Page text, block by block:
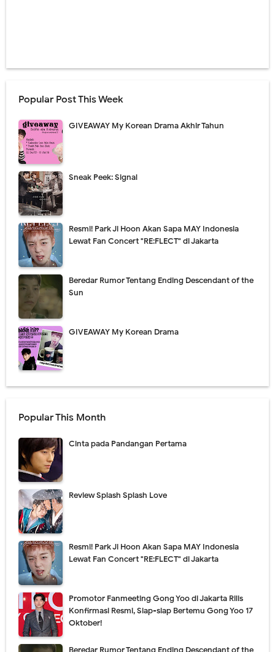
Popular Post This Week
GIVEAWAY My Korean Drama Akhir Tahun
Sneak Peek: Signal
Resmi! Park Ji Hoon Akan Sapa MAY Indonesia
Lewat Fan Concert "RE:FLECT" di Jakarta
Beredar Rumor Tentang Ending Descendant of the
Sun
GIVEAWAY My Korean Drama
Popular This Month
Cinta pada Pandangan Pertama
Review Splash Splash Love
Resmi! Park Ji Hoon Akan Sapa MAY Indonesia
Lewat Fan Concert "RE:FLECT" di Jakarta
Promotor Fanmeeting Gong Yoo di Jakarta Rilis
Konfirmasi Resmi, Siap-siap Bertemu Gong Yoo 17
Oktober!
Beredar Rumor Tentang Ending Descendant of the